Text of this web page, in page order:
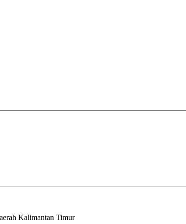
Kalimantan Timur